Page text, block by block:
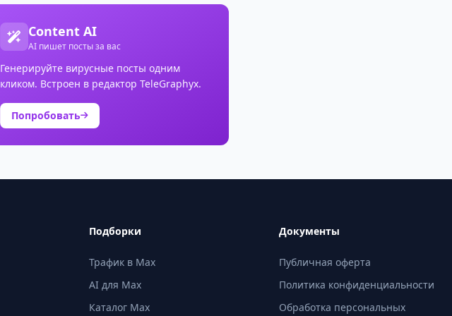
Content AI
AI пишет посты за вас
Генерируйте вирусные посты одним
кликом. Встроен в редактор TeleGraphyx.
Попробовать
Подборки
Трафик в Max
AI для Max
Каталог Max
Документы
Публичная оферта
Политика конфиденциальности
Обработка персональных